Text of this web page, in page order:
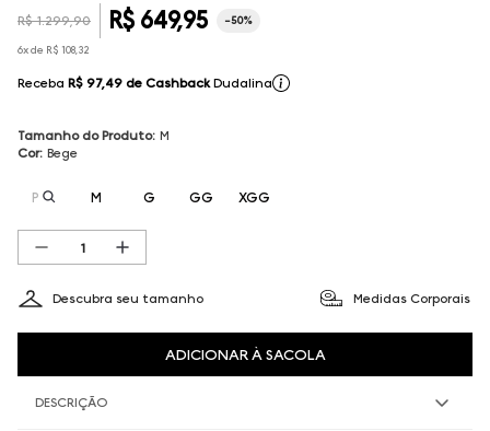
R$ 1.299,90 R$ 649,95 -50%
6x de R$ 108,32
Receba R$ 97,49 de Cashback Dudalina
Tamanho do Produto: M
Cor: Bege
P M G GG XGG
Descubra seu tamanho Medidas Corporais
ADICIONAR À SACOLA
DESCRIÇÃO